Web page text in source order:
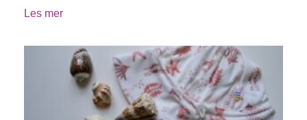
Les mer